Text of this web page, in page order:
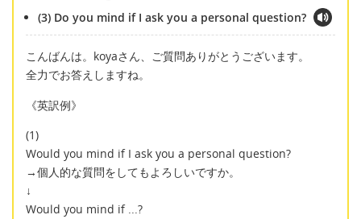
(3) Do you mind if I ask you a personal question?
こんばんは。koyaさん、ご質問ありがとうございます。
全力でお答えしますね。
《英訳例》
(1)
Would you mind if I ask you a personal question?
→個人的な質問をしてもよろしいですか。
↓
Would you mind if ...?